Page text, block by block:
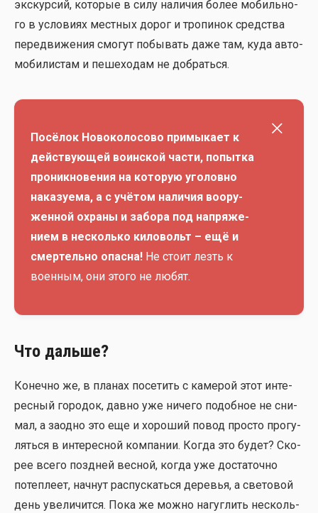
экс­кур­сий, кото­рые в силу нали­чия более мобиль­но­
го в усло­ви­ях мест­ных дорог и тро­пи­нок сред­ства
пере­дви­же­ния смо­гут побы­вать даже там, куда авто­
мо­би­ли­стам и пеше­хо­дам не добрать­ся.
Посё­лок Ново­ко­ло­со­во при­мы­ка­ет к
дей­ству­ю­щей воин­ской части, попыт­ка
про­ник­но­ве­ния на кото­рую уго­лов­но
нака­зу­е­ма, а с учё­том нали­чия воору­
жен­ной охра­ны и забо­ра под напря­же­
ни­ем в несколь­ко кило­вольт – ещё и
смер­тель­но опас­на! Не сто­ит лезть к
воен­ным, они это­го не любят.
Что дальше?
Конеч­но же, в пла­нах посе­тить с каме­рой этот инте­
рес­ный горо­док, дав­но уже ниче­го подоб­ное не сни­
мал, а заод­но это еще и хоро­ший повод про­сто про­гу­
лять­ся в инте­рес­ной ком­па­нии. Когда это будет? Ско­
рее все­го позд­ней вес­ной, когда уже доста­точ­но
потеп­ле­ет, нач­нут рас­пус­кать­ся дере­вья, а све­то­вой
день уве­ли­чит­ся. Пока же мож­но нагуг­лить несколь­